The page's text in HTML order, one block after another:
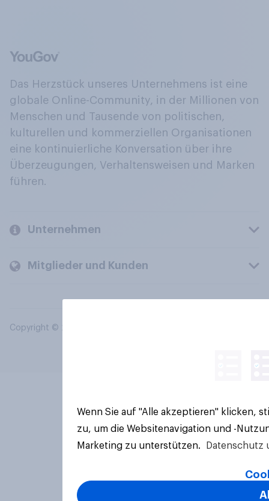
Das Herzstück unseres Unternehmens ist eine
globale Online-Community, in der Millionen von
Menschen und Tausende von politischen,
kulturellen und kommerziellen Organisationen
eine kontinuierliche Konversation über ihre
Überzeugungen, Verhaltensweisen und Marken
führen.
Unternehmen
Mitglieder und Kunden
Copyright © 2026 YouGov PLC. Alle Rechte vorbehalten.
Wenn Sie auf "Alle akzeptieren" klicken,
zu, um die Websitenavigation und -
Marketing zu unterstützen.
Datenschutz